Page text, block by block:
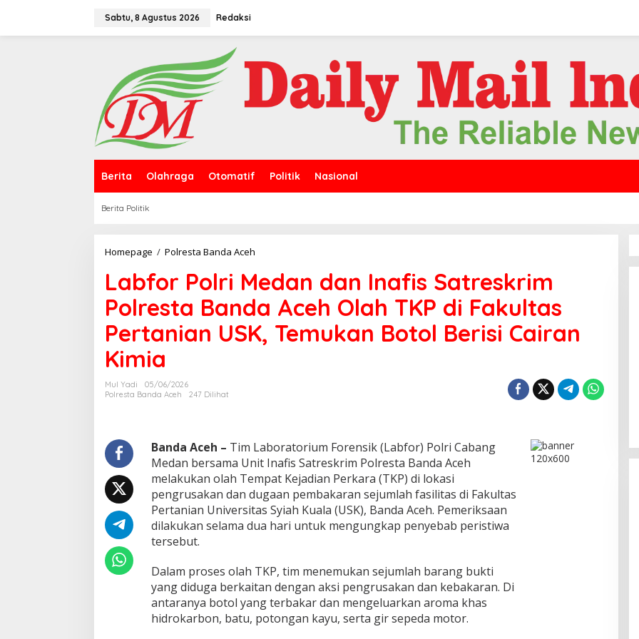
Sabtu, 8 Agustus 2026 Redaksi
Berita Olahraga Otomatif Politik Nasional
Berita Politik
Homepage / Polresta Banda Aceh
b
f
o
r
P
o
d
a
n
I
n
a
f
S
a
t
r
e
Labfor Polri Medan dan Inafis Satreskrim
Polresta Banda Aceh Olah TKP di Fakultas
Pertanian USK, Temukan Botol Berisi Cairan
Kimia
Mul Yadi
05/06/2026
Polresta Banda Aceh
247 Dilihat
Banda Aceh – Tim Laboratorium Forensik (Labfor) Polri Cabang
Medan bersama Unit Inafis Satreskrim Polresta Banda Aceh
melakukan olah Tempat Kejadian Perkara (TKP) di lokasi
pengrusakan dan dugaan pembakaran sejumlah fasilitas di Fakultas
Pertanian Universitas Syiah Kuala (USK), Banda Aceh. Pemeriksaan
dilakukan selama dua hari untuk mengungkap penyebab peristiwa
tersebut.
Dalam proses olah TKP, tim menemukan sejumlah barang bukti
yang diduga berkaitan dengan aksi pengrusakan dan kebakaran. Di
antaranya botol yang terbakar dan mengeluarkan aroma khas
hidrokarbon, batu, potongan kayu, serta gir sepeda motor.
Satgas PPA: Komisioner Baitul Mal
Aceh Tidak Terlibat Pemotongan